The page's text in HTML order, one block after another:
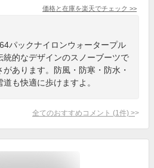
価格と在庫を楽天でチェック >>
パックナイロンウォータープル
統的なデザインのスノーブーツで
があります。防風・防寒・防水・
も快適に歩けますよ。
全てのおすすめコメント (1 件) >